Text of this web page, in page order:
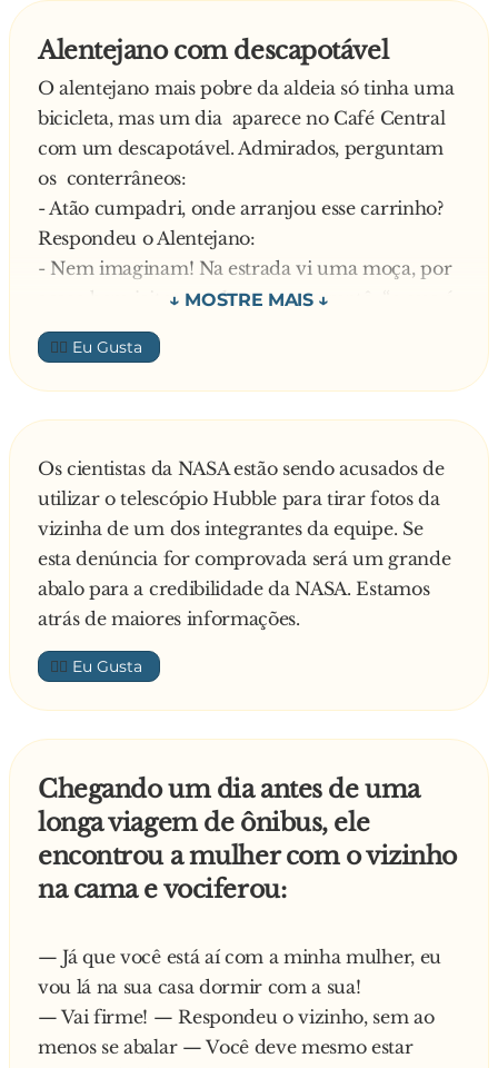
Alentejano com descapotável
O alentejano mais pobre da aldeia só tinha uma
bicicleta, mas um dia aparece no Café Central
com um descapotável. Admirados, perguntam
os conterrâneos:
- Atão cumpadri, onde arranjou esse carrinho?
Respondeu o Alentejano:
- Nem imaginam! Na estrada vi uma moça, por
acaso bem jeitosa, a chorar e perguntê: “o que é
que se passa?” Atão ela disse-me “veja lá, um
carrinho tão novo e já avariado!”.
Continuou o Alentejano:
- Atão, abri o motor, liguê dois fios e pronto! O
trás de um chaparro, despiu-se toda e disse-me:
“para pagar o trabalho que o senhor teve, faça
o que quiser!”.
- E eu fiz o que quis, meti-me no carro e abalê
com ele! – finalizou o alentejano.
Em coro, respondem os outros:
- E vossemecê fez muito bem. De certeza que a
roupa também nã lhe servia…
👍🏼
Os cientistas da NASA estão sendo acusados de
utilizar o telescópio Hubble para tirar fotos da
vizinha de um dos integrantes da equipe. Se
esta denúncia for comprovada será um grande
abalo para a credibilidade da NASA. Estamos
atrás de maiores informações.
👍🏼
Chegando um dia antes de uma
longa viagem de ônibus, ele
encontrou a mulher com o vizinho
na cama e vociferou:
— Já que você está aí com a minha mulher, eu
vou lá na sua casa dormir com a sua!
— Vai firme! — Respondeu o vizinho, sem ao
menos se abalar — Você deve mesmo estar